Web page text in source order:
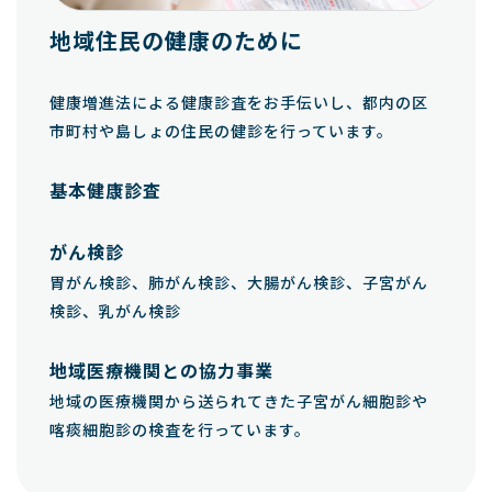
地域住民の健康のために
健康増進法による健康診査をお手伝いし、都内の区
市町村や島しょの住民の健診を行っています。
基本健康診査
がん検診
胃がん検診、肺がん検診、大腸がん検診、子宮がん
検診、乳がん検診
地域医療機関との協力事業
地域の医療機関から送られてきた子宮がん細胞診や
喀痰細胞診の検査を行っています。